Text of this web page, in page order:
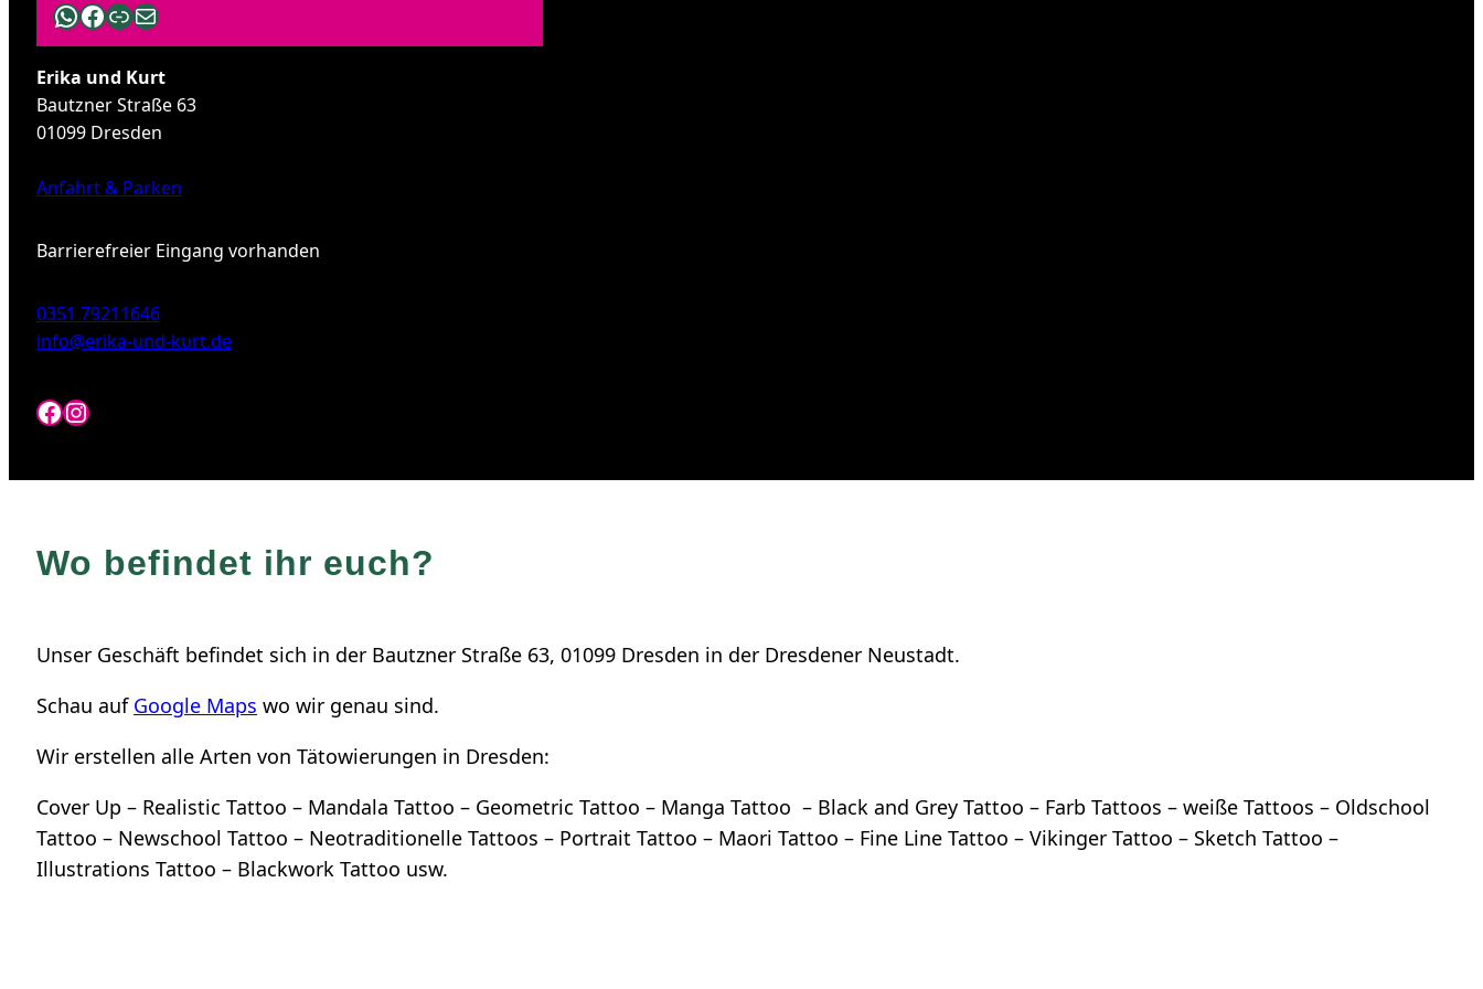
WhatsApp
Facebook
Link
E-Mail
Erika und Kurt
Bautzner Straße 63
01099 Dresden
Anfahrt & Parken
Barrierefreier Eingang vorhanden
0351 79211646
info@erika-und-kurt.de
Facebook
Instagram
Wo befindet ihr euch?
Unser Geschäft befindet sich in der Bautzner Straße 63, 01099 Dresden in der Dresdener Neustadt.
Schau auf Google Maps wo wir genau sind.
Wir erstellen alle Arten von Tätowierungen in Dresden:
Cover Up – Realistic Tattoo – Mandala Tattoo – Geometric Tattoo – Manga Tattoo – Black and Grey Tattoo – Farb Tattoos – weiße Tattoos – Oldschool
Tattoo – Newschool Tattoo – Neotraditionelle Tattoos – Portrait Tattoo – Maori Tattoo – Fine Line Tattoo – Vikinger Tattoo – Sketch Tattoo –
Illustrations Tattoo – Blackwork Tattoo usw.